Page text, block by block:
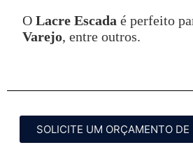
O Lacre Escada é perfeito
Varejo, entre outros.
SOLICITE UM ORÇAMENTO DE